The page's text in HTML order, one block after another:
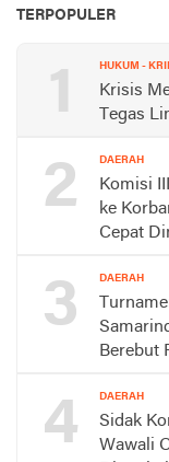
TERPOPULER
1 HUKUM -
Krisis
Tegas
2 DAERAH
Komisi
ke
Cepat
3 DAERAH
Berebut
4 DAERAH
Sidak
Wawali